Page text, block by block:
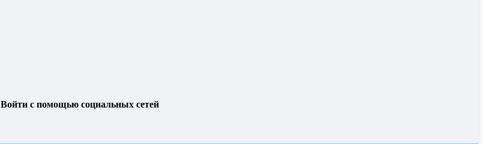
Войти с помощью социальных сетей